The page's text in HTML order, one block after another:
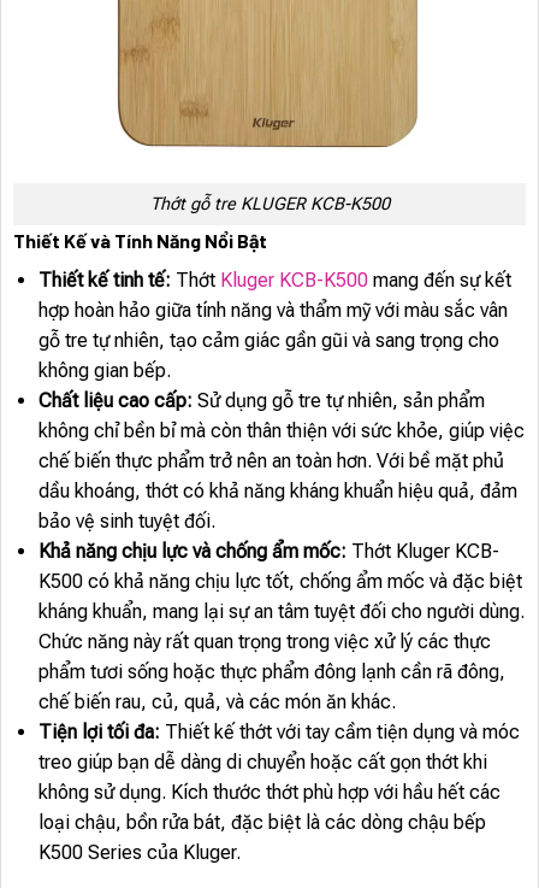
Thớt gỗ tre KLUGER KCB-K500
Thiết Kế và Tính Năng Nổi Bật
Thiết kế tinh tế: Thớt Kluger KCB-K500mang đến sự kết
hợp hoàn hảo giữa tính năng và thẩm mỹ với màu sắc vân
gỗ tre tự nhiên, tạo cảm giác gần gũi và sang trọng cho
không gian bếp.
Chất liệu cao cấp: Sử dụng gỗ tre tự nhiên, sản phẩm
không chỉ bền bỉ mà còn thân thiện với sức khỏe, giúp việc
chế biến thực phẩm trở nên an toàn hơn. Với bề mặt phủ
dầu khoáng, thớt có khả năng kháng khuẩn hiệu quả, đảm
bảo vệ sinh tuyệt đối.
Khả năng chịu lực và chống ẩm mốc: Thớt Kluger KCB-
K500 có khả năng chịu lực tốt, chống ẩm mốc và đặc biệt
kháng khuẩn, mang lại sự an tâm tuyệt đối cho người dùng.
Chức năng này rất quan trọng trong việc xử lý các thực
phẩm tươi sống hoặc thực phẩm đông lạnh cần rã đông,
chế biến rau, củ, quả, và các món ăn khác.
Tiện lợi tối đa: Thiết kế thớt với tay cầm tiện dụng và móc
treo giúp bạn dễ dàng di chuyển hoặc cất gọn thớt khi
không sử dụng. Kích thước thớt phù hợp với hầu hết các
loại chậu, bồn rửa bát, đặc biệt là các dòng chậu bếp
K500 Series của Kluger.